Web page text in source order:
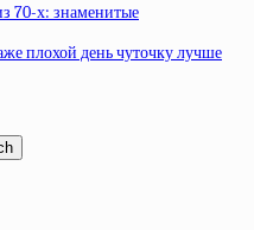
70-х: знаменитые
плохой день чуточку лучше